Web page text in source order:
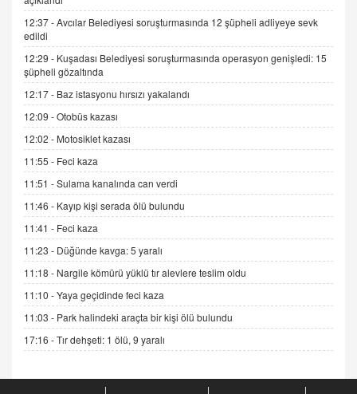
06.07.2026 13:00
ADEM AKÖL
Esed Destekçilerinin Yüzüne Vurulan Şamar:
Sednaya
11.12.2024 12:30
DR. EKREM ASLAN
Gerçek Ne, Algı Ne? "Beraber Yürüyoruz"
Cümlesinin Peşinden
19.07.2025 12:45
GÖNÜL MENEKŞE
Şifacının Yolu
04.11.2025 12:56
AV. RÜMEYSA ÖZKALE
Kira Uyuşmazlıklarında Dava Açmadan Önce
Arabulucuya Başvuru Şartı
CAN UĞURATEŞ
12:37 -Avcılar Belediyesi soruşturmasında 12 şüpheli adliyeye sevk
edildi
12:29 - Kuşadası Belediyesi soruşturmasında operasyon genişledi: 15
şüpheli gözaltında
12:17 - Baz istasyonu hırsızı yakalandı
12:09 -Otobüs kazası
12:02 - Motosiklet kazası
11:55 - Feci kaza
11:51 -Sulama kanalında can verdi
11:46 - Kayıp kişi serada ölü bulundu
11:41 - Feci kaza
11:23 - Düğünde kavga: 5 yaralı
11:18 - Nargile kömürü yüklü tır alevlere teslim oldu
11:10 -Yaya geçidinde feci kaza
11:03 - Park halindeki araçta bir kişi ölü bulundu
17:16 -Tır dehşeti: 1 ölü, 9 yaralı